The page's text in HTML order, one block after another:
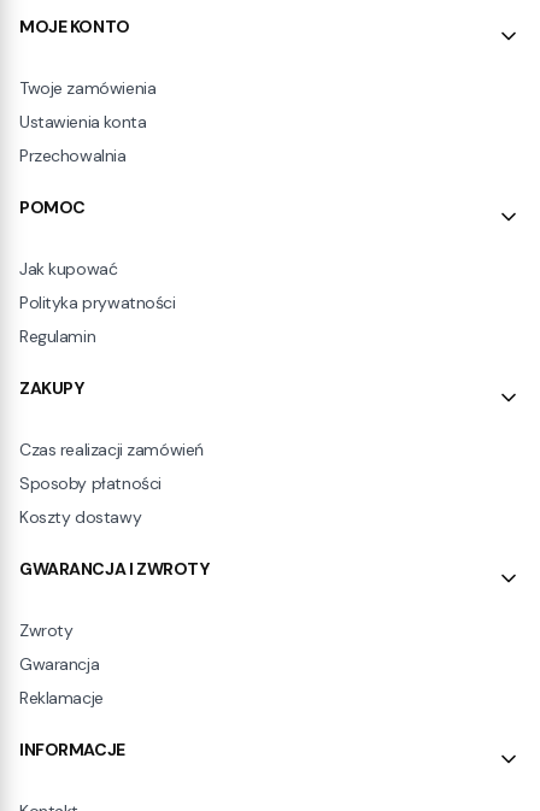
Linki w stopce
MOJE KONTO
Twoje zamówienia
Ustawienia konta
Przechowalnia
POMOC
Jak kupować
Polityka prywatności
Regulamin
ZAKUPY
Czas realizacji zamówień
Sposoby płatności
Koszty dostawy
GWARANCJA I ZWROTY
Zwroty
Gwarancja
Reklamacje
INFORMACJE